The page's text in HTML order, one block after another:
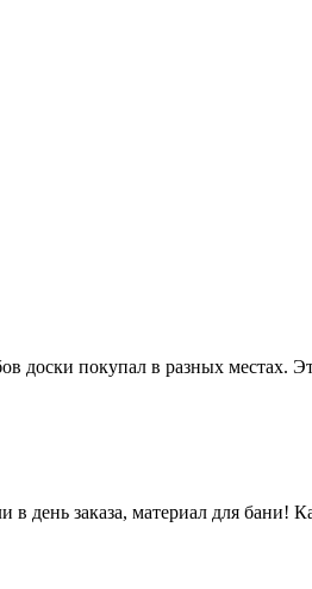
доски покупал в разных
день заказа, материал для бани!